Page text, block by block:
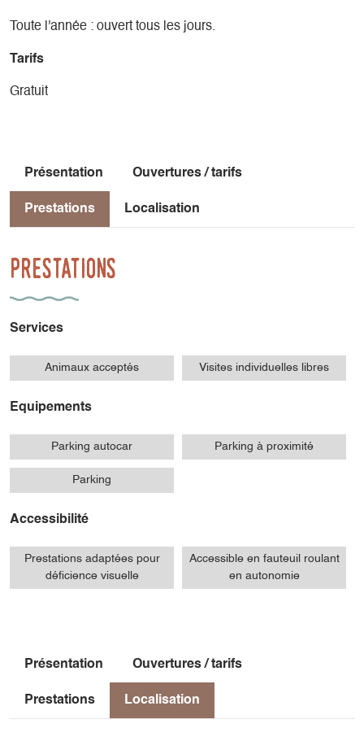
Toute l'année : ouvert tous les jours.
Tarifs
Gratuit
Présentation Ouvertures / tarifs
Prestations Localisation
Prestations
Services
Animaux acceptés Visites individuelles libres
Equipements
Parking autocar Parking à proximité
Parking
Accessibilité
Prestations adaptées pour
déficience visuelle
Accessible en fauteuil roulant
en autonomie
Présentation Ouvertures / tarifs
Prestations Localisation